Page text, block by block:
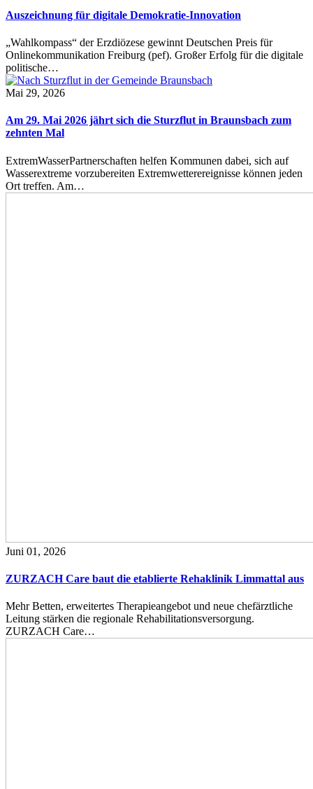
Auszeichnung für digitale Demokratie-Innovation
„Wahlkompass“ der Erzdiözese gewinnt Deutschen Preis für
Onlinekommunikation Freiburg (pef). Großer Erfolg für die digitale
politische…
Mai 29, 2026
Am 29. Mai 2026 jährt sich die Sturzflut in Braunsbach zum
zehnten Mal
ExtremWasserPartnerschaften helfen Kommunen dabei, sich auf
Wasserextreme vorzubereiten Extremwetterereignisse können jeden
Ort treffen. Am…
Juni 01, 2026
ZURZACH Care baut die etablierte Rehaklinik Limmattal aus
Mehr Betten, erweitertes Therapieangebot und neue chefärztliche
Leitung stärken die regionale Rehabilitationsversorgung.
ZURZACH Care…